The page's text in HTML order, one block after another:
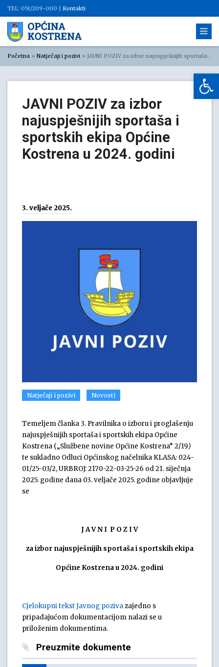
TEL: 051/209-000 | Kontakti
Početna » Natječaji i pozivi » JAVNI POZIV za izbor najuspješnijih sportaša i sportskih ekipa Općine Kostrena u 2024. godini
JAVNI POZIV za izbor
najuspješnijih sportaša i
sportskih ekipa Općine
Kostrena u 2024. godini
3. veljače 2025.
Natječaji i pozivi Novosti
Temeljem članka 3. Pravilnika o izboru i proglašenju
najuspješnijih sportaša i sportskih ekipa Općine
Kostrena („Službene novine Općine Kostrena“ 2/19)
te sukladno Odluci Općinskog načelnika KLASA: 024-
01/25-03/2, URBROJ: 2170-22-03-25-26 od 21. siječnja
2025. godine dana 03. veljače 2025. godine objavljuje
se
J A V N I P O Z I V
za izbor najuspješnijih sportaša i sportskih ekipa
Općine Kostrena u 2024. godini
Cjelokupni tekst Javnog pozivazajedno s
pripadajućom dokumentacijom nalazi se u
priloženim dokumentima.
Preuzmite dokumente